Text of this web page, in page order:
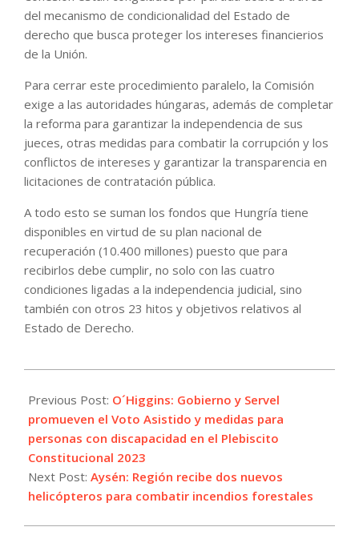
del mecanismo de condicionalidad del Estado de
derecho que busca proteger los intereses financierios
de la Unión.
Para cerrar este procedimiento paralelo, la Comisión
exige a las autoridades húngaras, además de completar
la reforma para garantizar la independencia de sus
jueces, otras medidas para combatir la corrupción y los
conflictos de intereses y garantizar la transparencia en
licitaciones de contratación pública.
A todo esto se suman los fondos que Hungría tiene
disponibles en virtud de su plan nacional de
recuperación (10.400 millones) puesto que para
recibirlos debe cumplir, no solo con las cuatro
condiciones ligadas a la independencia judicial, sino
también con otros 23 hitos y objetivos relativos al
Estado de Derecho.
12-
13
Previous Post: O´Higgins: Gobierno y Servel
promueven el Voto Asistido y medidas para
personas con discapacidad en el Plebiscito
Constitucional 2023
Next Post: Aysén: Región recibe dos nuevos
helicópteros para combatir incendios forestales